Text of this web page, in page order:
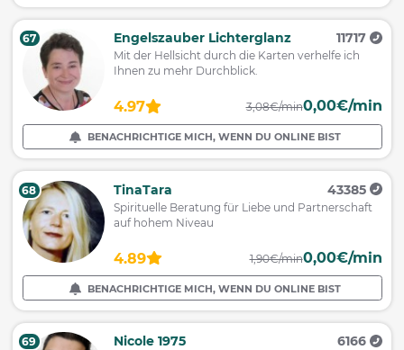
67 Engelszauber Lichterglanz 11717
Mit der Hellsicht durch die Karten verhelfe ich
Ihnen zu mehr Durchblick.
4.97 3,08€/min0,00€/min
BENACHRICHTIGE MICH, WENN DU ONLINE BIST
68 TinaTara 43385
Spirituelle Beratung für Liebe und Partnerschaft
auf hohem Niveau
4.89 1,90€/min0,00€/min
BENACHRICHTIGE MICH, WENN DU ONLINE BIST
69 Nicole 1975 6166